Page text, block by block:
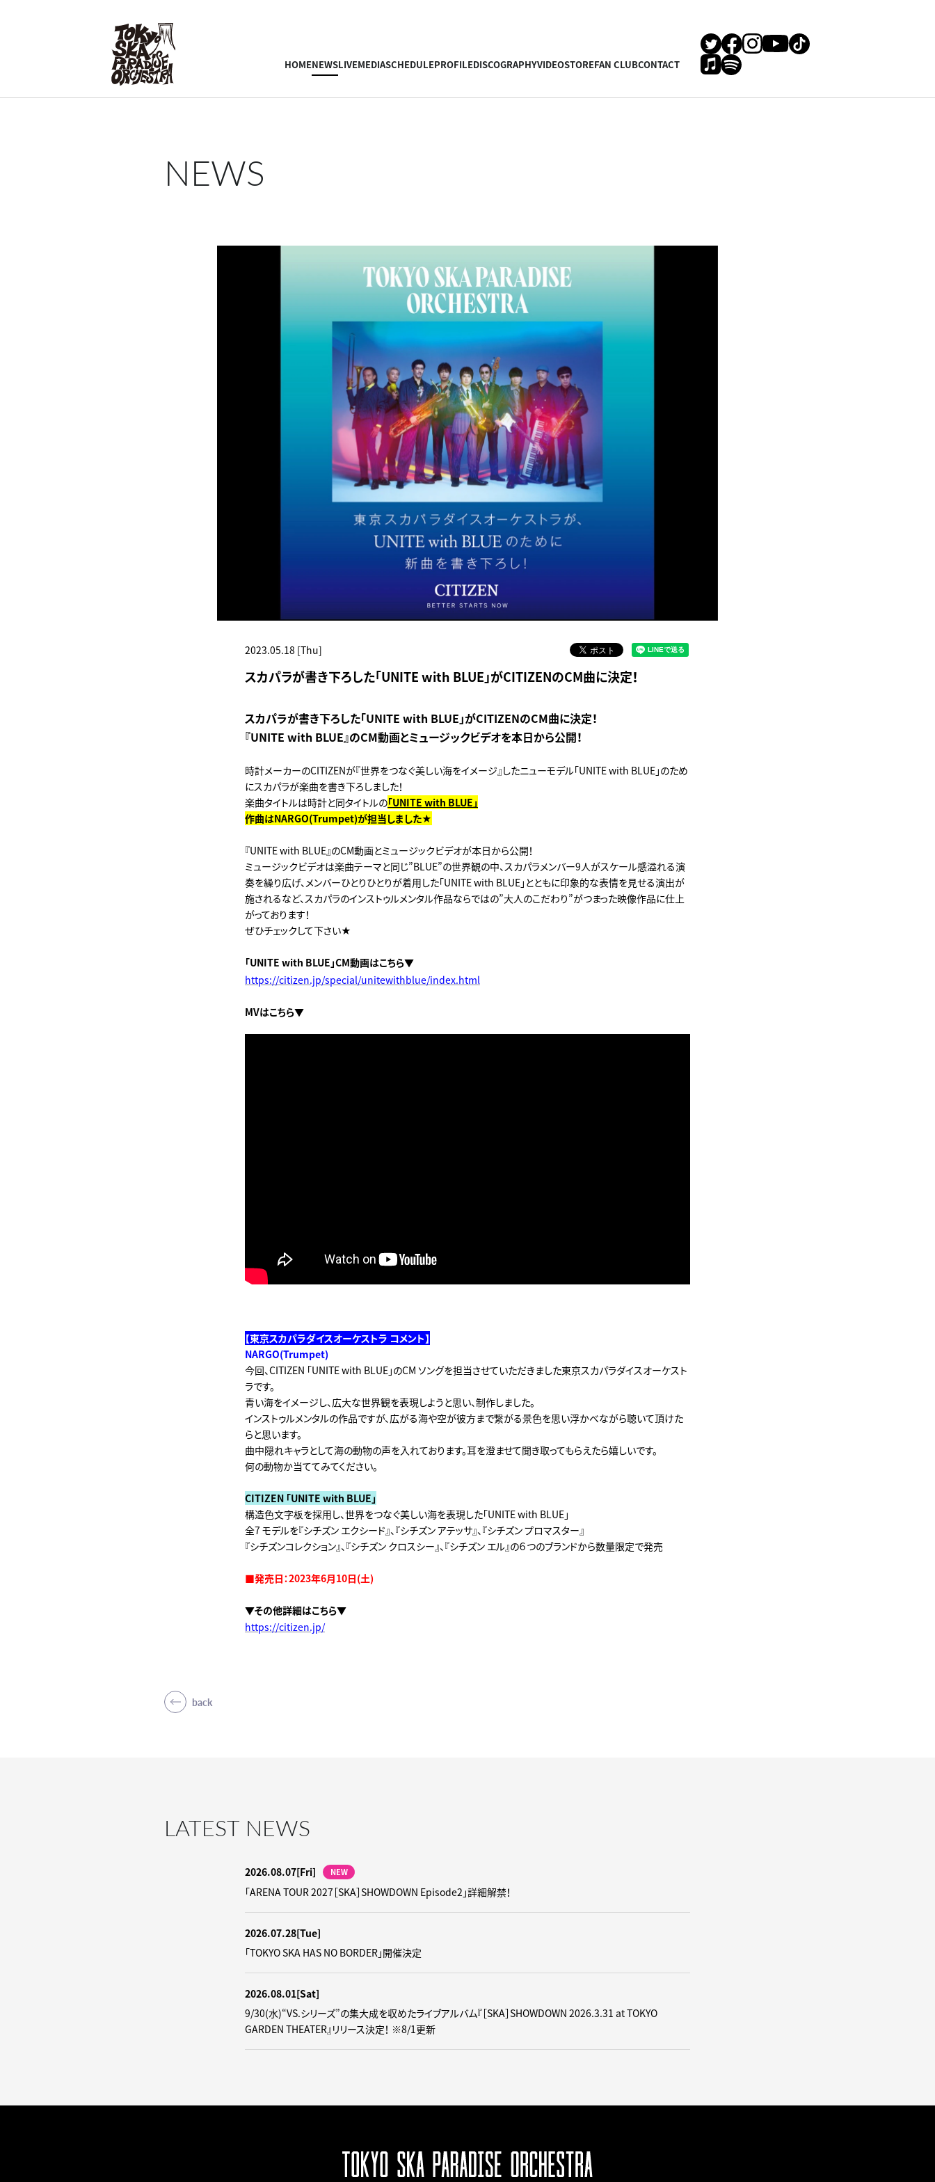
HOMENEWSLIVEMEDIASCHEDULEPROFILEDISCOGRAPHYVIDEOSTOREFAN CLUBCONTACT
NEWS
2023.05.18 [Thu]
スカパラが書き下ろした「UNITE with BLUE」がCITIZENのCM曲に決定！
スカパラが書き下ろした「UNITE with BLUE」がCITIZENのCM曲に決定！
『UNITE with BLUE』のCM動画とミュージックビデオを本日から公開！
時計メーカーのCITIZENが『世界をつなぐ美しい海をイメージ』したニューモデル「UNITE with BLUE」のため
にスカパラが楽曲を書き下ろしました！
楽曲タイトルは時計と同タイトルの「UNITE with BLUE」
作曲はNARGO(Trumpet)が担当しました★
『UNITE with BLUE』のCM動画とミュージックビデオが本日から公開！
ミュージックビデオは楽曲テーマと同じ”BLUE”の世界観の中、スカパラメンバー9人がスケール感溢れる演
奏を繰り広げ、メンバーひとりひとりが着用した「UNITE with BLUE」とともに印象的な表情を見せる演出が
施されるなど、スカパラのインストゥルメンタル作品ならではの”大人のこだわり”がつまった映像作品に仕上
がっております！
ぜひチェックして下さい★
「UNITE with BLUE」CM動画はこちら▼
https://citizen.jp/special/unitewithblue/index.html
MVはこちら▼
【東京スカパラダイスオーケストラ コメント】
NARGO(Trumpet)
今回、CITIZEN 「UNITE with BLUE」のCM ソングを担当させていただきました東京スカパラダイスオーケスト
ラです。
青い海をイメージし、広大な世界観を表現しようと思い、制作しました。
インストゥルメンタルの作品ですが、広がる海や空が彼方まで繋がる景色を思い浮かべながら聴いて頂けた
らと思います。
曲中隠れキャラとして海の動物の声を入れております。耳を澄ませて聞き取ってもらえたら嬉しいです。
何の動物か当ててみてください。
CITIZEN 「UNITE with BLUE」
構造色文字板を採用し、世界をつなぐ美しい海を表現した「UNITE with BLUE」
全7 モデルを『シチズン エクシード』、『シチズン アテッサ』、『シチズン プロマスター』
『シチズンコレクション』、『シチズン クロスシー』、『シチズン エル』の６つのブランドから数量限定で発売
■発売日：2023年6月10日(土)
▼その他詳細はこちら▼
https://citizen.jp/
back
LATEST NEWS
2026.08.07[Fri] NEW
「ARENA TOUR 2027［SKA］SHOWDOWN Episode2」詳細解禁！
2026.07.28[Tue]
「TOKYO SKA HAS NO BORDER」開催決定
2026.08.01[Sat]
9/30(水)“VS.シリーズ”の集大成を収めたライブアルバム『［SKA］SHOWDOWN 2026.3.31 at TOKYO
GARDEN THEATER』リリース決定！ ※8/1更新